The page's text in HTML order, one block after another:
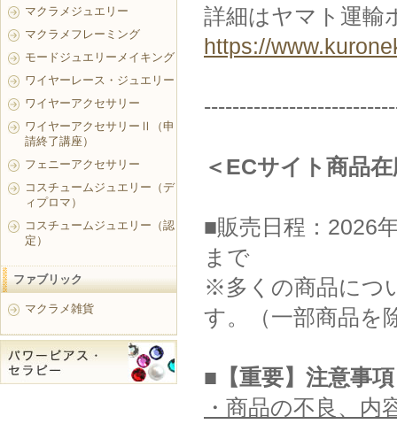
詳細はヤマト運輸
https://
＜ECサイト商品
■販売日程：2026
まで
※多くの商品につ
す。（一部商品を
■【重要】注意事項
・商品の不良、
マクラメジュエリー
マクラメフレーミング
モードジュエリーメイキング
ワイヤーレース・ジュエリー
ワイヤーアクセサリー
ワイヤーアクセサリーⅡ（申
請終了講座）
フェニーアクセサリー
コスチュームジュエリー（デ
ィプロマ）
コスチュームジュエリー（認
定）
ファブリック
マクラメ雑貨